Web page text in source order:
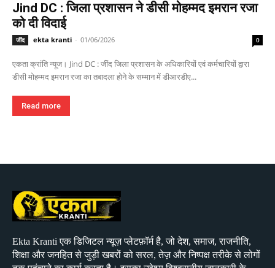
Jind DC : जिला प्रशासन ने डीसी मोहम्मद इमरान रजा
को दी विदाई
जींद ekta kranti - 01/06/2026 0
एकता क्रांति न्यूज। Jind DC : जींद जिला प्रशासन के अधिकारियों एवं कर्मचारियों द्वारा
डीसी मोहम्मद इमरान रजा का तबादला होने के सम्मान में डीआरडीए...
Read more
Ekta Kranti एक डिजिटल न्यूज़ प्लेटफ़ॉर्म है, जो देश, समाज, राजनीति,
शिक्षा और जनहित से जुड़ी खबरों को सरल, तेज़ और निष्पक्ष तरीके से लोगों